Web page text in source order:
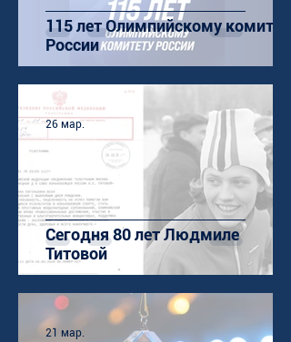
115 лет Олимпийскому комитету
России
Сегодня 80 лет Людмиле
Титовой
26 мар.
21 мар.